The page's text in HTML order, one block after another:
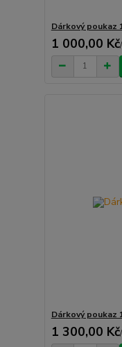
Dárkový poukaz
1 000,00 Kč/
Dárkový poukaz
1 300,00 Kč/